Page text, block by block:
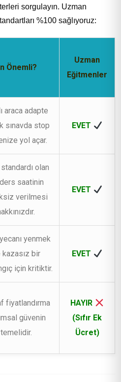
sorgulayın. Uzman
%100 sağlıyoruz:
Önemli?
Uzman
Eğitmenler
araca adapte
sınavda stop
yol açar.
EVET
olan
saatinin
verilmesi
EVET
yenmek
kazasız bir
için kritiktir.
EVET
fiyatlandırma
güvenin
temelidir.
HAYIR
(Sıfır Ek
Ücret)